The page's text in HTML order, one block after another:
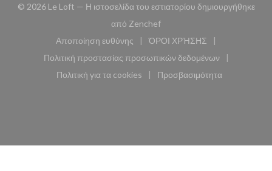
© 2026 Le Loft — Η ιστοσελίδα του εστιατορίου δημιουργήθηκε
από Zenchef((ανοίγει σε νέο παράθυρο))
Αποποίηση ευθύνης
((ανοίγει σε νέο παράθυρο))
ΌΡΟΙ ΧΡΉΣΗΣ
((ανοίγει σε νέο
Πολιτική προστασίας προσωπικών δεδομένων
((ανοίγει σε νέο παράθυρο))
Πολιτική για τα cookies
((ανοίγει σε νέο παράθυρο))
Προσβασιμότητα
((ανοίγει σε νέο